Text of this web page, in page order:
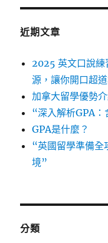
鍵
近期文章
2025 英文口說練
源，讓你開口超
加拿大留學優勢
“深入解析GPA
GPA是什麼？
“英國留學準備全
境”
分類